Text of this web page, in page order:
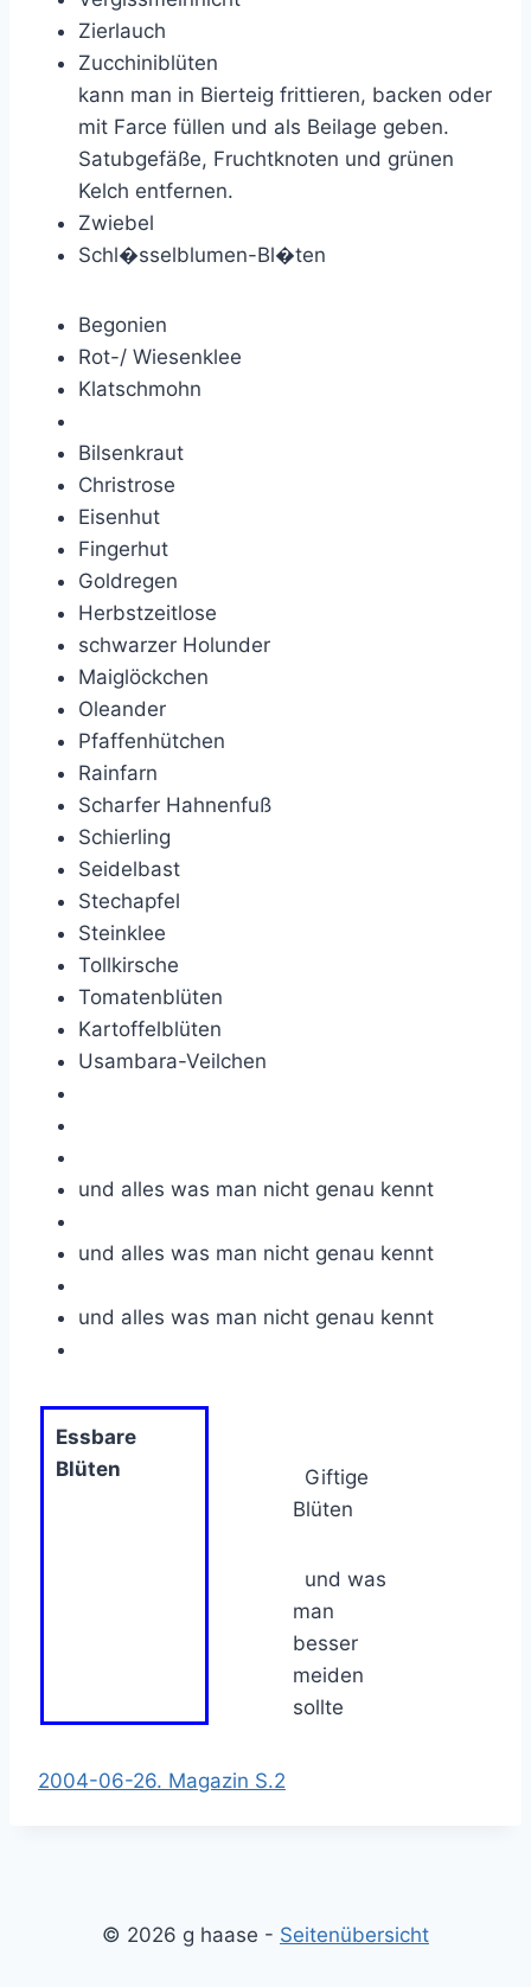
Zierlauch
Zucchiniblüten
kann man in Bierteig frittieren, backen oder
mit Farce füllen und als Beilage geben.
Satubgefäße, Fruchtknoten und grünen
Kelch entfernen.
Zwiebel
Schl�sselblumen-Bl�ten
Begonien
Rot-/ Wiesenklee
Klatschmohn
Bilsenkraut
Christrose
Eisenhut
Fingerhut
Goldregen
Herbstzeitlose
schwarzer Holunder
Maiglöckchen
Oleander
Pfaffenhütchen
Rainfarn
Scharfer Hahnenfuß
Schierling
Seidelbast
Stechapfel
Steinklee
Tollkirsche
Tomatenblüten
Kartoffelblüten
Usambara-Veilchen
und alles was man nicht genau kennt
und alles was man nicht genau kennt
und alles was man nicht genau kennt
Essbare
Blüten
Giftige
Blüten
und was
man
besser
meiden
sollte
2004-06-26. Magazin S.2
© 2026 g haase - Seitenübersicht